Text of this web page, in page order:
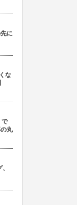
に
な
で
丸